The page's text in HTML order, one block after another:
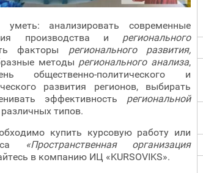
анализировать современные
производства и регионального
факторы регионального развития,
методы регионального анализа,
общественно-политического и
развития регионов, выбирать
эффективность региональной
типов.
купить курсовую работу или
«Пространственная организация
в компанию ИЦ «KURSOVIKS».